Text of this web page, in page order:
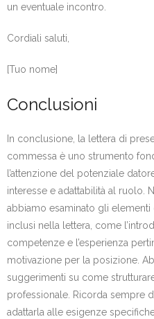
un eventuale incontro.
Cordiali saluti,
[Tuo nome]
Conclusioni
In conclusione, la lettera di
commessa è uno strumento
l’attenzione del potenziale
interesse e adattabilità al ruolo.
abbiamo esaminato gli
inclusi nella lettera, come
competenze e l’esperienza
motivazione per la posizione.
suggerimenti su come
professionale. Ricorda sempre
adattarla alle esigenze